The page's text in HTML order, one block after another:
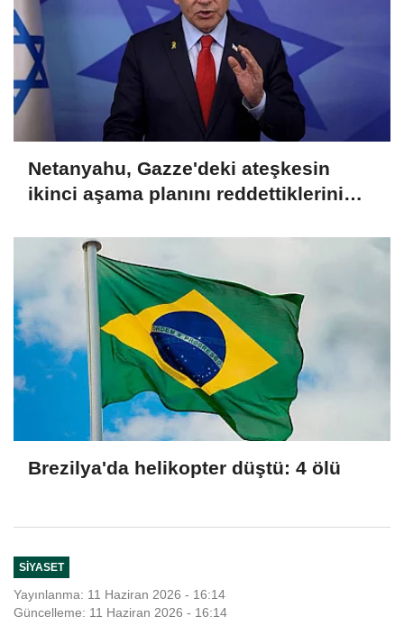
Netanyahu, Gazze'deki ateşkesin
ikinci aşama planını reddettiklerini
Brezilya'da helikopter düştü: 4 ölü
SIYASET
Yayınlanma: 11 Haziran 2026 - 16:14
Güncelleme: 11 Haziran 2026 - 16:14